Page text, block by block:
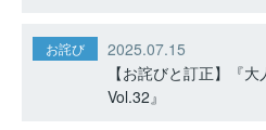
お詫び
2025.07.15
【お詫びと訂正】『
Vol.32』